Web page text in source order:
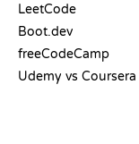
LeetCode
Boot.dev
freeCodeCamp
Udemy vs Coursera